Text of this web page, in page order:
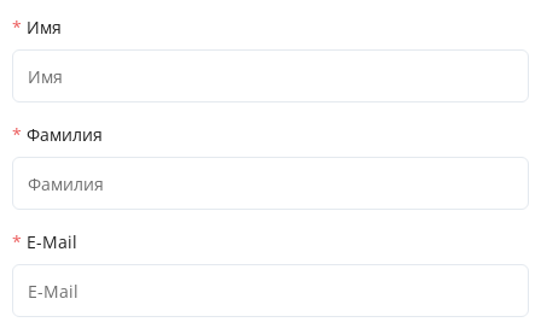
Имя
Фамилия
E-Mail